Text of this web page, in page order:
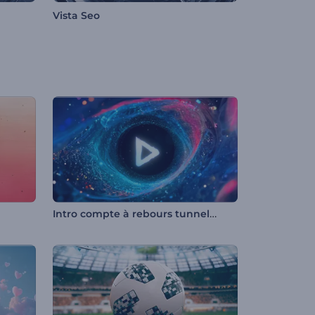
Vista Seo
Intro compte à rebours tunnel cosmique